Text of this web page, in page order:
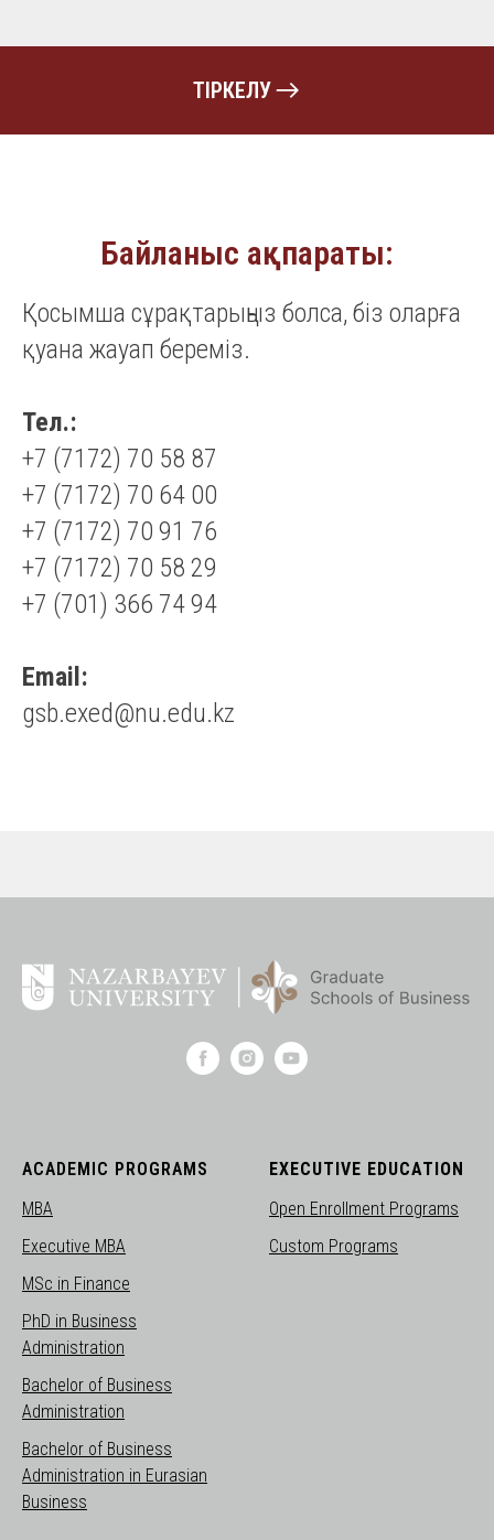
ТІРКЕЛУ
Байланыс ақпараты:
Қосымша сұрақтарыңыз болса, біз оларға
қуана жауап береміз.
Тел.:
+7 (7172) 70 58 87
+7 (7172) 70 64 00
+7 (7172) 70 91 76
+7 (7172) 70 58 29
+7 (701) 366 74 94
Email:
gsb.exed@nu.edu.kz
ACADEMIC PROGRAMS
MBA
Executive MBA
MSc in Finance
PhD in Business
Administration
Bachelor of Business
Administration
Bachelor of Business
Administration in Eurasian
Business
EXECUTIVE EDUCATION
Open Enrollment Programs
Custom Programs